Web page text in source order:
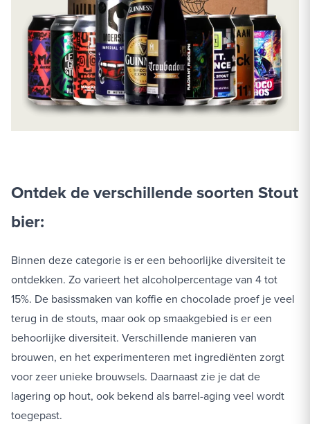
Ontdek de verschillende soorten Stout
bier:
Binnen deze categorie is er een behoorlijke diversiteit te
ontdekken. Zo varieert het alcoholpercentage van 4 tot
15%. De basissmaken van koffie en chocolade proef je veel
terug in de stouts, maar ook op smaakgebied is er een
behoorlijke diversiteit. Verschillende manieren van
brouwen, en het experimenteren met ingrediënten zorgt
voor zeer unieke brouwsels. Daarnaast zie je dat de
lagering op hout, ook bekend als barrel-aging veel wordt
toegepast.